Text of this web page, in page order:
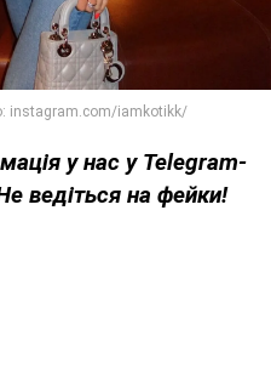
у нас у Telegram-
ведіться на фейки!